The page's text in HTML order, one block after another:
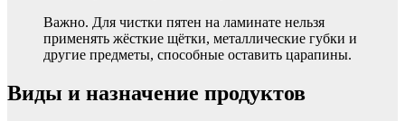
Важно. Для чистки пятен на ламинате нельзя
применять жёсткие щётки, металлические губки и
другие предметы, способные оставить царапины.
Виды и назначение продуктов